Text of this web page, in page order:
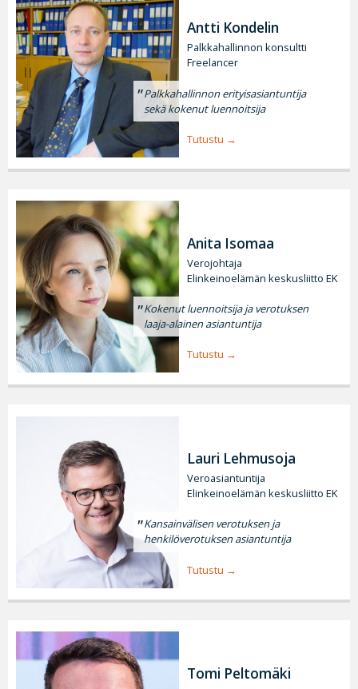
Antti Kondelin
Palkkahallinnon konsultti
Freelancer
Palkkahallinnon erityisasiantuntija
sekä kokenut luennoitsija
Tutustu
Anita Isomaa
Verojohtaja
Elinkeinoelämän keskusliitto EK
Kokenut luennoitsija ja verotuksen
laaja-alainen asiantuntija
Tutustu
Lauri Lehmusoja
Veroasiantuntija
Elinkeinoelämän keskusliitto EK
Kansainvälisen verotuksen ja
henkilöverotuksen asiantuntija
Tutustu
Tomi Peltomäki